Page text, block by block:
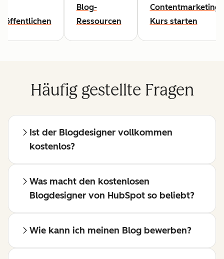
Blog-
Ressourcen
Contentmarketing-
Kurs starten
Häufig gestellte Fragen
Ist der Blogdesigner vollkommen
kostenlos?
Was macht den kostenlosen
Blogdesigner von HubSpot so beliebt?
Wie kann ich meinen Blog bewerben?